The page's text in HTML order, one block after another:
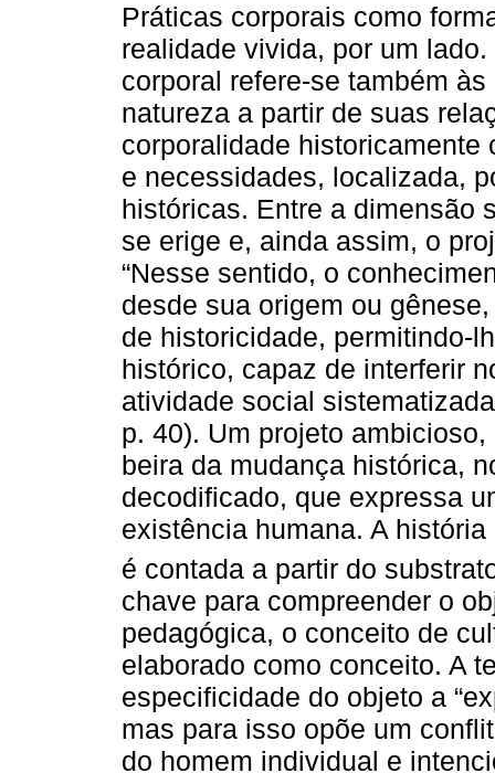
Práticas corporais como
realidade vivida, por um
corporal refere-se também
natureza a partir de suas
corporalidade
e necessidades, localizada,
históricas. Entre a dimensão
se erige e, ainda assim, o
“Nesse sentido, o
desde sua origem ou
de historicidade, permitindo-
histórico, capaz de interferir
atividade social
p. 40). Um projeto
beira da mudança histórica,
decodificado, que expressa
existência humana. A
é contada a partir do
chave para compreender o
pedagógica, o conceito de
elaborado como conceito. A
especificidade do objeto a
mas para isso opõe um
do homem individual e